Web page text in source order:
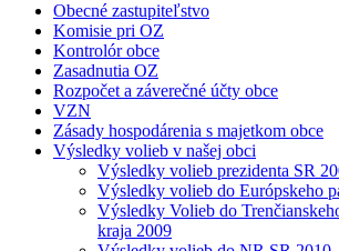
Obecné zastupiteľstvo
Komisie pri OZ
Kontrolór obce
Zasadnutia OZ
Rozpočet a záverečné účty obce
VZN
Zásady hospodárenia s majetkom obce
Výsledky volieb v našej obci
Výsledky volieb prezidenta SR
Výsledky volieb do Európskeho
Výsledky Volieb do
kraja 2009